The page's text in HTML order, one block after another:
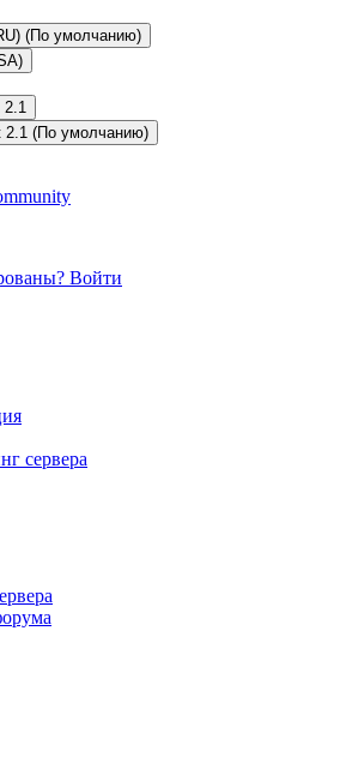
(По умолчанию)
2.1
2.1 (По умолчанию)
Войти
сервера